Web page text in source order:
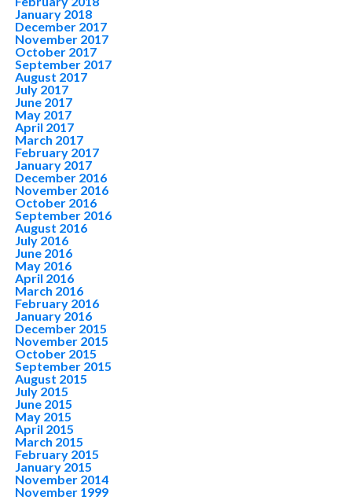
January 2018
December 2017
November 2017
October 2017
September 2017
August 2017
July 2017
June 2017
May 2017
April 2017
March 2017
February 2017
January 2017
December 2016
November 2016
October 2016
September 2016
August 2016
July 2016
June 2016
May 2016
April 2016
March 2016
February 2016
January 2016
December 2015
November 2015
October 2015
September 2015
August 2015
July 2015
June 2015
May 2015
April 2015
March 2015
February 2015
January 2015
November 2014
November 1999